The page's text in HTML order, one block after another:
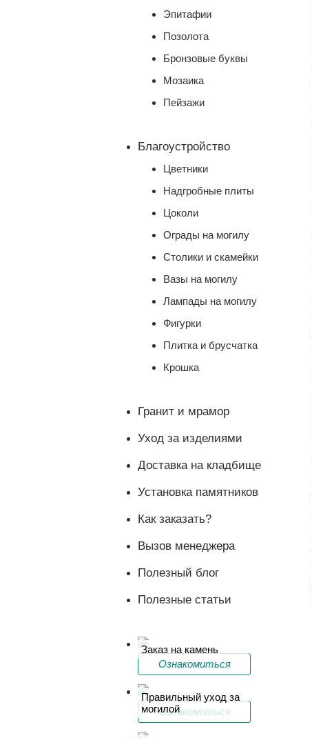
Эпитафии
Позолота
Бронзовые буквы
Мозаика
Пейзажи
Благоустройство
Цветники
Надгробные плиты
Цоколи
Ограды на могилу
Столики и скамейки
Вазы на могилу
Лампады на могилу
Фигурки
Плитка и брусчатка
Крошка
Гранит и мрамор
Уход за изделиями
Доставка на кладбище
Установка памятников
Как заказать?
Вызов менеджера
Полезный блог
Полезные статьи
Заказ на камень
Ознакомиться
Правильный уход за
могилой
Ознакомиться